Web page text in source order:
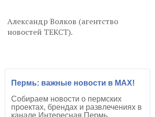
Александр Волков (агентство
новостей ТЕКСТ).
Пермь: важные новости в MAX!
Собираем новости о пермских
проектах, брендах и развлечениях в
канале Интересная Пермь.